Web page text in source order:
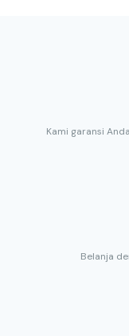
Kami garansi
Belanja